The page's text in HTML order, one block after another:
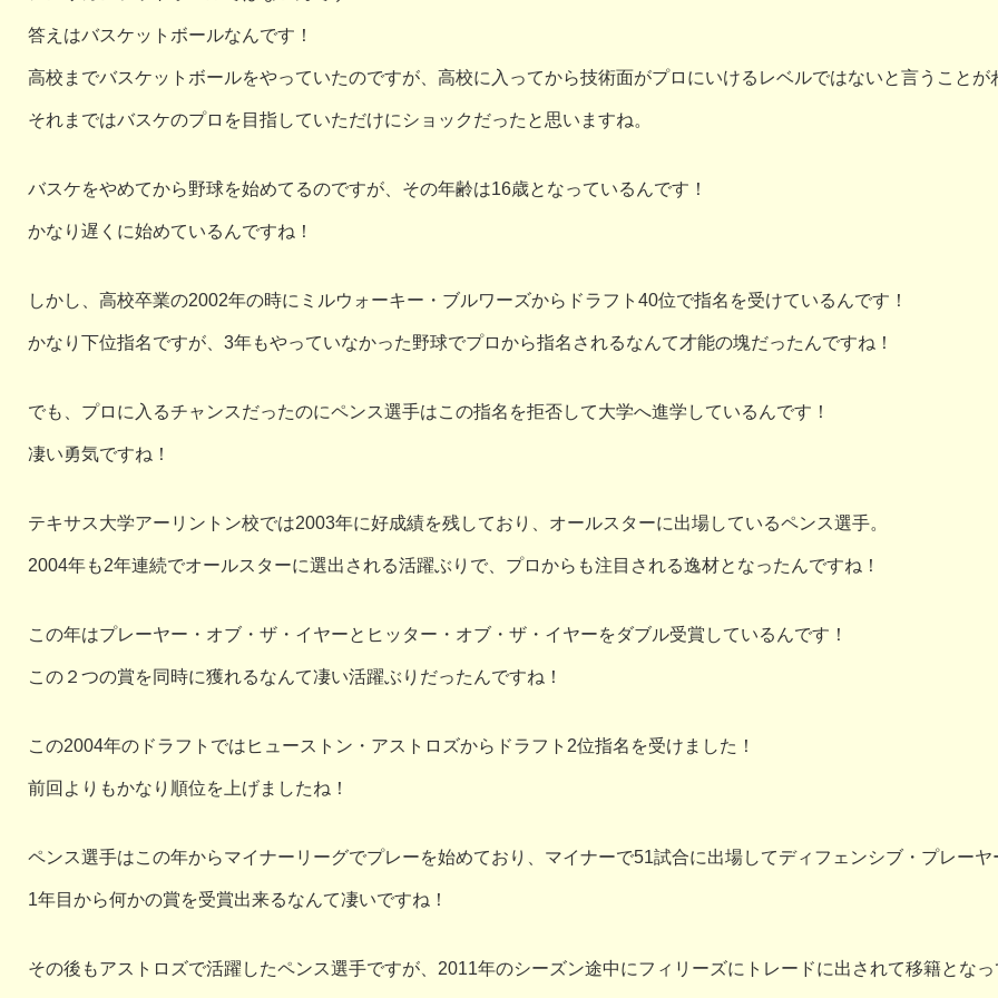
答えはバスケットボールなんです！
高校までバスケットボールをやっていたのですが、高校に入ってから技術面がプロにいけるレベルではないと言うことが
それまではバスケのプロを目指していただけにショックだったと思いますね。
バスケをやめてから野球を始めてるのですが、その年齢は16歳となっているんです！
かなり遅くに始めているんですね！
しかし、高校卒業の2002年の時にミルウォーキー・ブルワーズからドラフト40位で指名を受けているんです！
かなり下位指名ですが、3年もやっていなかった野球でプロから指名されるなんて才能の塊だったんですね！
でも、プロに入るチャンスだったのにペンス選手はこの指名を拒否して大学へ進学しているんです！
凄い勇気ですね！
テキサス大学アーリントン校では2003年に好成績を残しており、オールスターに出場しているペンス選手。
2004年も2年連続でオールスターに選出される活躍ぶりで、プロからも注目される逸材となったんですね！
この年はプレーヤー・オブ・ザ・イヤーとヒッター・オブ・ザ・イヤーをダブル受賞しているんです！
この２つの賞を同時に獲れるなんて凄い活躍ぶりだったんですね！
この2004年のドラフトではヒューストン・アストロズからドラフト2位指名を受けました！
前回よりもかなり順位を上げましたね！
ペンス選手はこの年からマイナーリーグでプレーを始めており、マイナーで51試合に出場してディフェンシブ・プレー
1年目から何かの賞を受賞出来るなんて凄いですね！
その後もアストロズで活躍したペンス選手ですが、2011年のシーズン途中にフィリーズにトレードに出されて移籍となっ